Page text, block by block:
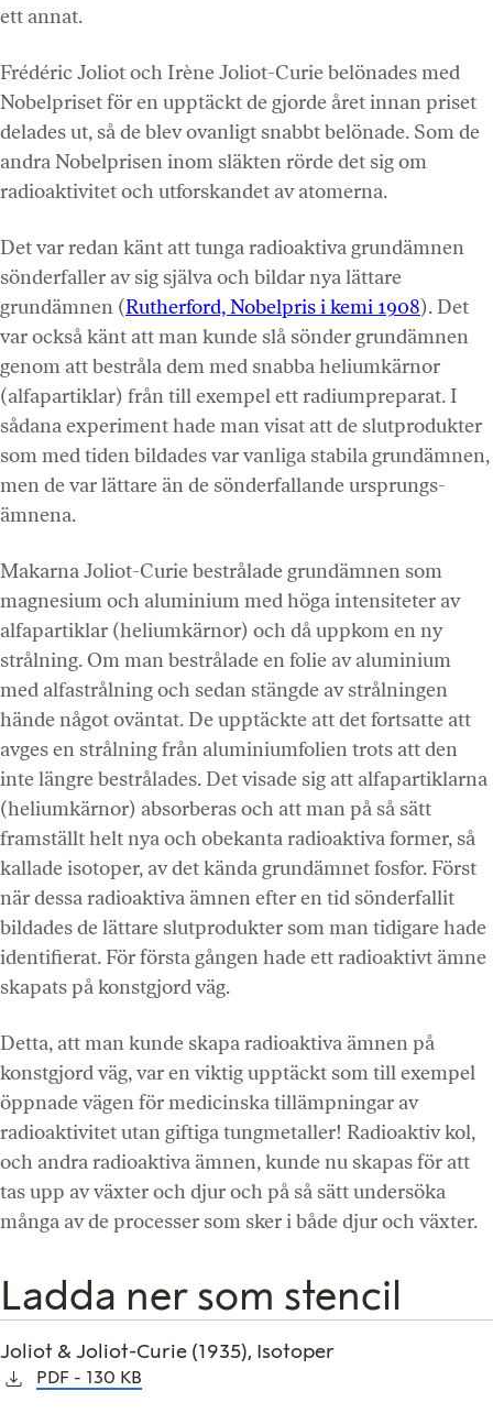
ett annat.
Frédéric Joliot och Irène Joliot-Curie belönades med
Nobelpriset för en upptäckt de gjorde året innan priset
delades ut, så de blev ovanligt snabbt belönade. Som de
andra Nobelprisen inom släkten rörde det sig om
radioaktivitet och utforskandet av atomerna.
Det var redan känt att tunga radioaktiva grundämnen
sönderfaller av sig själva och bildar nya lättare
grundämnen (Rutherford, Nobelpris i kemi 1908). Det
var också känt att man kunde slå sönder grundämnen
genom att bestråla dem med snabba heliumkärnor
(alfapartiklar) från till exempel ett radiumpreparat. I
sådana experiment hade man visat att de slutprodukter
som med tiden bildades var vanliga stabila grundämnen,
men de var lättare än de sönderfallande ursprungs­
ämnena.
Makarna Joliot-Curie bestrålade grundämnen som
magnesium och aluminium med höga intensiteter av
alfapartiklar (heliumkärnor) och då uppkom en ny
strålning. Om man bestrålade en folie av aluminium
med alfastrålning och sedan stängde av strålningen
hände något oväntat. De upptäckte att det fortsatte att
avges en strålning från aluminiumfolien trots att den
inte längre bestrålades. Det visade sig att alfapartiklarna
(heliumkärnor) absorberas och att man på så sätt
framställt helt nya och obekanta radioaktiva former, så
kallade isotoper, av det kända grundämnet fosfor. Först
när dessa radioaktiva ämnen efter en tid sönderfallit
bildades de lättare slutprodukter som man tidigare hade
identifierat. För första gången hade ett radioaktivt ämne
skapats på konstgjord väg.
Detta, att man kunde skapa radioaktiva ämnen på
konstgjord väg, var en viktig upptäckt som till exempel
öppnade vägen för medicinska tillämpningar av
radioaktivitet utan giftiga tungmetaller! Radioaktiv kol,
och andra radioaktiva ämnen, kunde nu skapas för att
tas upp av växter och djur och på så sätt undersöka
många av de processer som sker i både djur och växter.
Ladda ner som stencil
Joliot & Joliot-Curie (1935), Isotoper
PDF 130 KB